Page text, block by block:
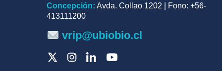
Concepción: Avda. Collao 1202 | Fono: +56-
413111200
vrip@ubiobio.cl